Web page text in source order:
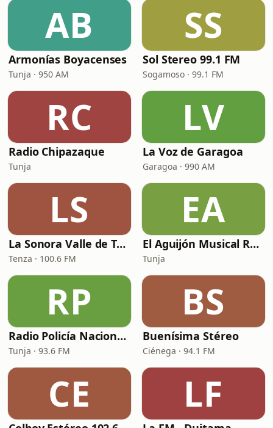
AB
Armonías Boyacenses
Tunja · 950 AM
SS
Sol Stereo 99.1 FM
Sogamoso · 99.1 FM
RC
Radio Chipazaque
Tunja
LV
La Voz de Garagoa
Garagoa · 990 AM
LS
La Sonora Valle de Tenza
Tenza · 100.6 FM
EA
El Aguijón Musical Radio
Tunja
RP
Radio Policía Nacional - Tunja
Tunja · 93.6 FM
BS
Buenísima Stéreo
Ciénega · 94.1 FM
CE LF